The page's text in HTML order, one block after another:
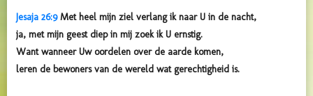
Jesaja 26:9Met heel mijn ziel verlang ik naar U in de nacht,
ja, met mijn geest diep in mij zoek ik U ernstig.
Want wanneer Uw oordelen over de aarde komen,
leren de bewoners van de wereld wat gerechtigheid is.